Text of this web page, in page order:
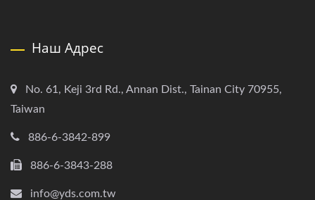
Наш Адрес
No. 61, Keji 3rd Rd., Annan Dist., Tainan City 70955,
Taiwan
886-6-3842-899
886-6-3843-288
info@yds.com.tw